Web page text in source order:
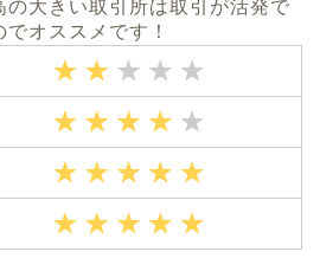
大きい取引所は取引が活発で
オススメです！